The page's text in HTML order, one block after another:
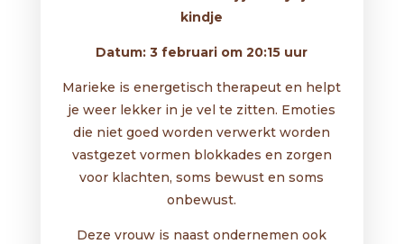
kindje
Datum: 3 februari om 20:15 uur
Marieke is energetisch therapeut en helpt
je weer lekker in je vel te zitten. Emoties
die niet goed worden verwerkt worden
vastgezet vormen blokkades en zorgen
voor klachten, soms bewust en soms
onbewust.
Deze vrouw is naast ondernemen ook